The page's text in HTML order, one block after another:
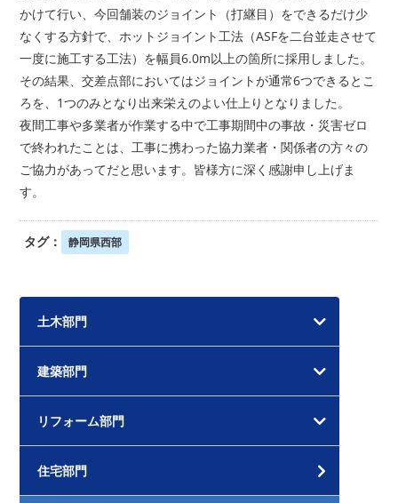
かけて行い、今回舗装のジョイント（打継目）をできるだけ少
なくする方針で、ホットジョイント工法（ASFを二台並走させて
一度に施工する工法）を幅員6.0m以上の箇所に採用しました。
その結果、交差点部においてはジョイントが通常6つできるとこ
ろを、1つのみとなり出来栄えのよい仕上りとなりました。
夜間工事や多業者が作業する中で工事期間中の事故・災害ゼロ
で終われたことは、工事に携わった協力業者・関係者の方々の
ご協力があってだと思います。皆様方に深く感謝申し上げま
す。
タグ： 静岡県西部
土木部門
建築部門
リフォーム部門
住宅部門